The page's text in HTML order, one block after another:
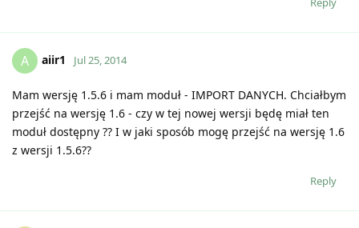
A aiir1 Jul 25, 2014
Mam wersję 1.5.6 i mam moduł - IMPORT DANYCH. Chciałbym
przejść na wersję 1.6 - czy w tej nowej wersji będę miał ten
moduł dostępny ?? I w jaki sposób mogę przejść na wersję 1.6
z wersji 1.5.6??
Reply